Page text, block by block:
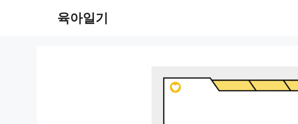
육아일기